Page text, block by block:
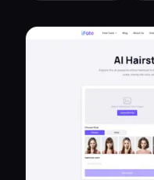
Сравнить инструменты